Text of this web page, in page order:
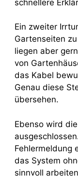
schnellere
Ein zweiter
Gartenseiten
liegen aber
von
das Kabel
Genau diese
übersehen.
Ebenso wird
Fehlermeldung
das System
sinnvoll